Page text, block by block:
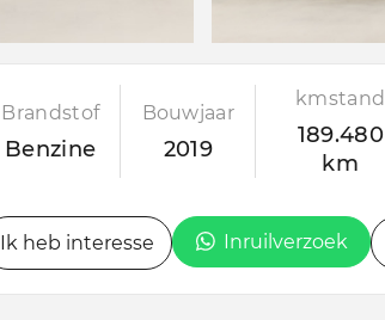
Brandstof
Benzine
Bouwjaar
2019
kmstand
189.480
km
Ik heb interesse Inruilverzoek